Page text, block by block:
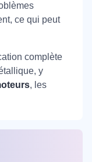
ce qui peut
complète
y
, les